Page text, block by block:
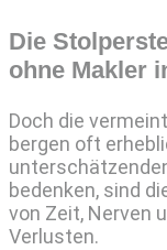
Die
ohne Makler
Doch die
bergen oft
bedenken, sind
von Zeit, Nerven
Verlusten.